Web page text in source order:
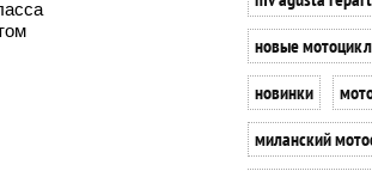
новые
новинки
миланский